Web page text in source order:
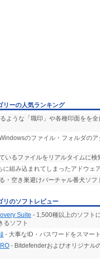
リーの人気ランキング
ような「職印」や各種印面をを
のファイル・フォルダの
いるファイルをリアルタイムに検
に組み込まれてしまったアドウェ
・空き巣避けバーチャル番犬ソフ
リのソフトレビュー
Suite - 1,500種以上のソフト
るソフト
- 大事なID・パスワードをスマー
- Bitdefenderおよびオリジナル